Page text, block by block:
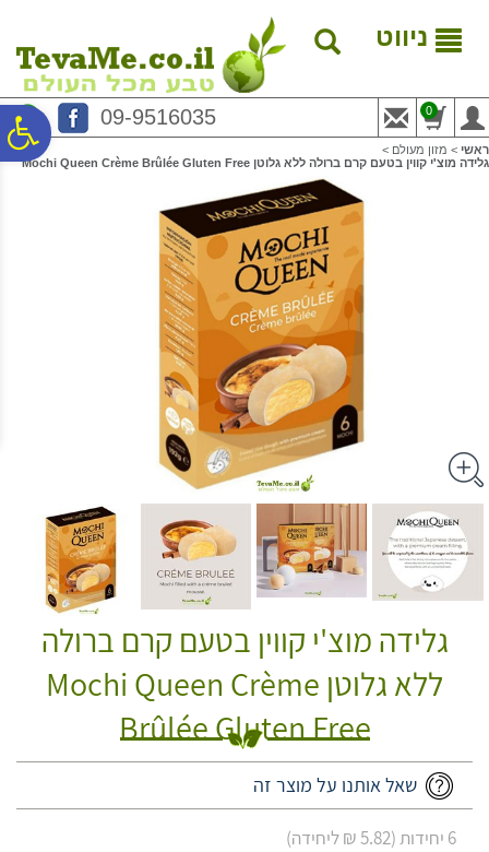
נגישות
המרכזי
ניווט
09-9516035 0
ראשי > מזון מעולם >
גלידה מוצ'י קווין בטעם קרם ברולה ללא גלוטן Mochi Queen Crème Brûlée Gluten Free
גלידה מוצ'י קווין בטעם קרם ברולה
ללא גלוטן Mochi Queen Crème
Brûlée Gluten Free
שאל אותנו על מוצר זה
6 יחידות (5.82 ₪ ליחידה)